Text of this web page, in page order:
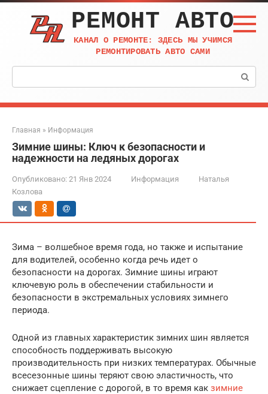
Перейти
контенту
РЕМОНТ АВТО
КАНАЛ О РЕМОНТЕ: ЗДЕСЬ МЫ УЧИМСЯ
РЕМОНТИРОВАТЬ АВТО САМИ
Поиск:
Главная » Информация
Зимние шины: Ключ к безопасности и
надежности на ледяных дорогах
Опубликовано: 21 Янв 2024 Информация
Наталья
Козлова
Зима – волшебное время года, но также и испытание
для водителей, особенно когда речь идет о
безопасности на дорогах. Зимние шины играют
ключевую роль в обеспечении стабильности и
безопасности в экстремальных условиях зимнего
периода.
Одной из главных характеристик зимних шин является
способность поддерживать высокую
производительность при низких температурах. Обычные
всесезонные шины теряют свою эластичность, что
снижает сцепление с дорогой, в то время как зимние